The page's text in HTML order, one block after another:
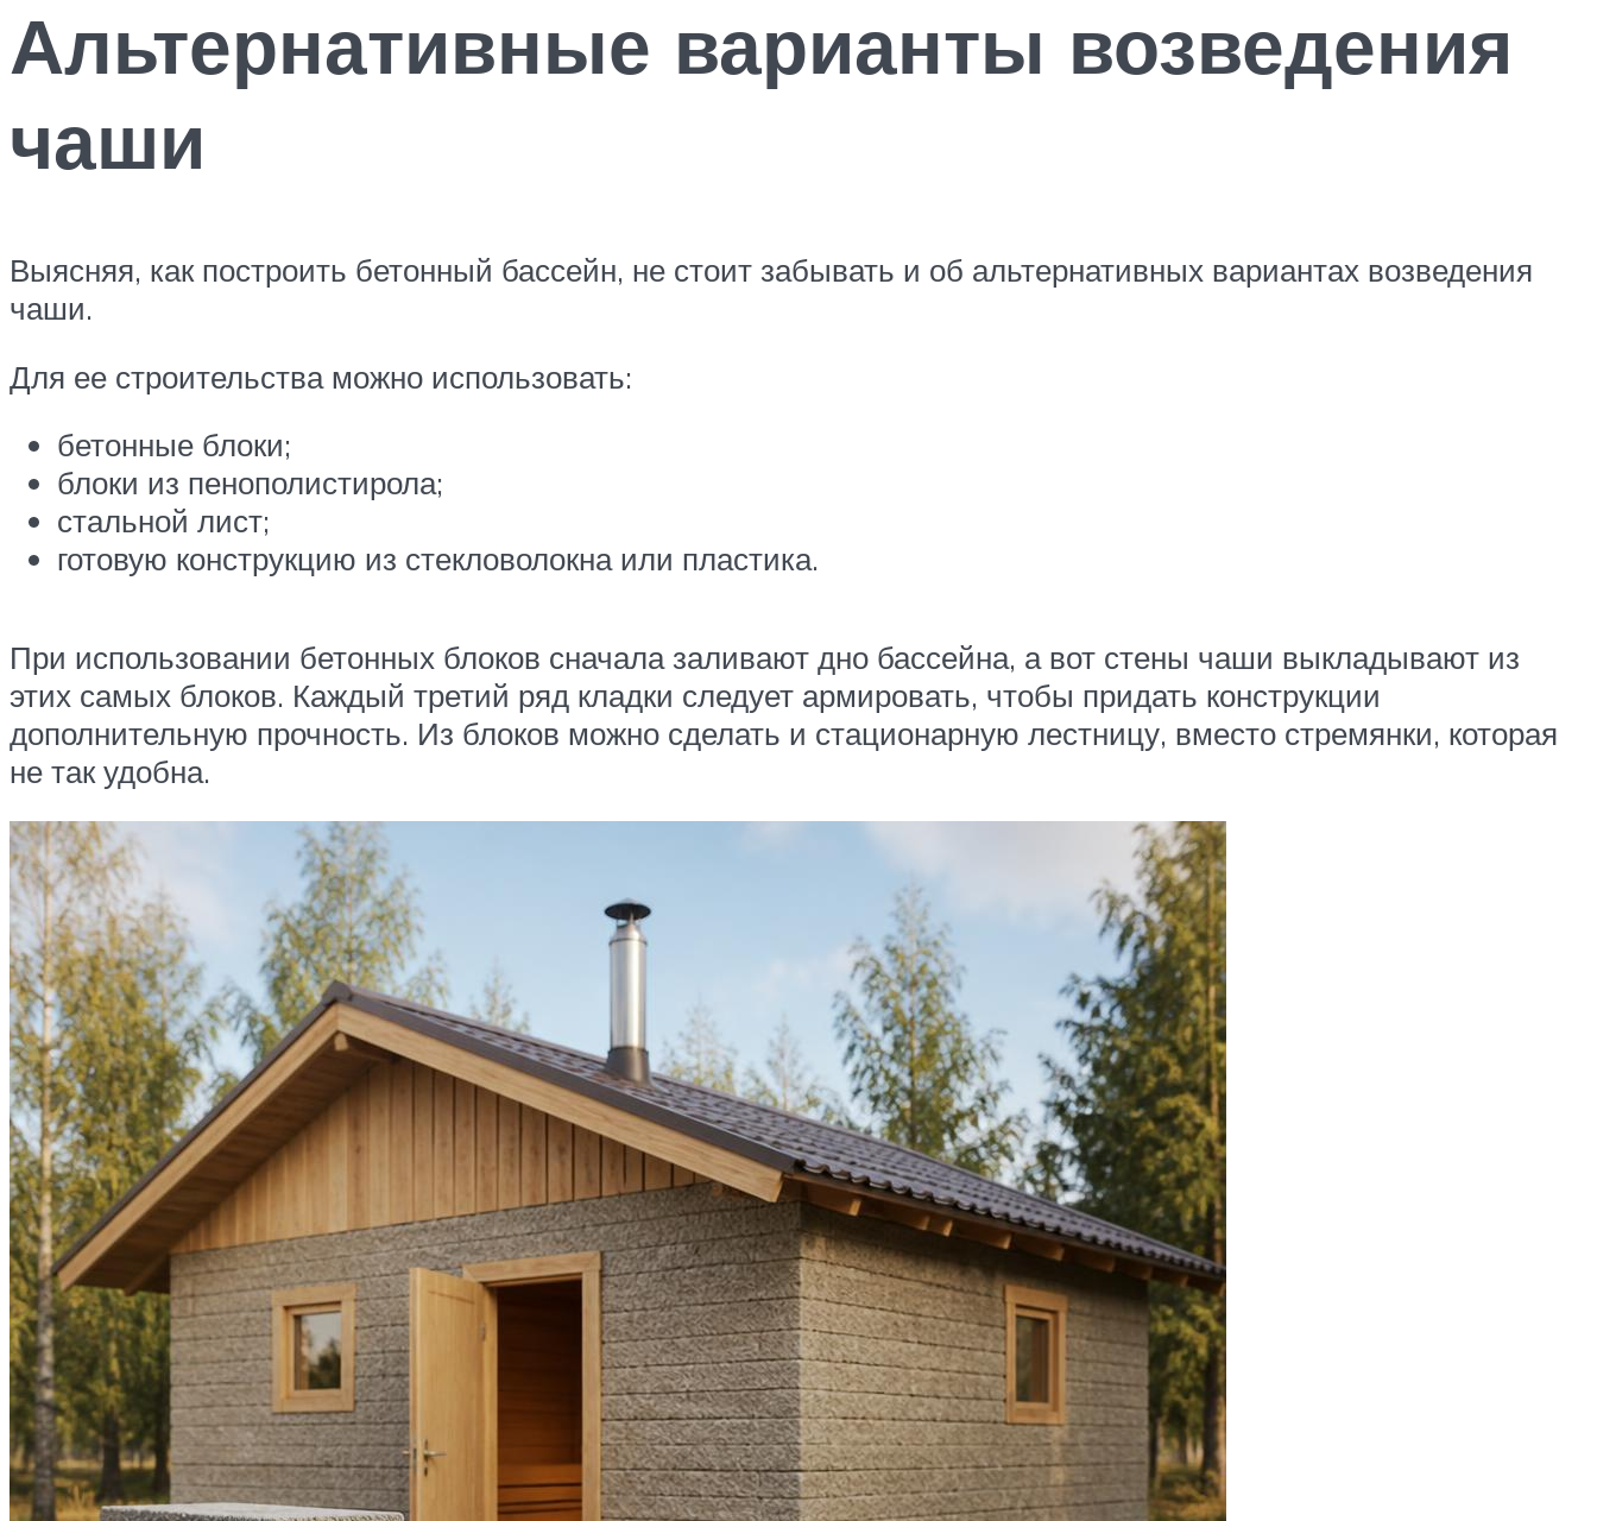
Альтернативные варианты возведения
чаши
Выясняя, как построить бетонный бассейн, не стоит забывать и об альтернативных вариантах возведения
чаши.
Для ее строительства можно использовать:
бетонные блоки;
блоки из пенополистирола;
стальной лист;
готовую конструкцию из стекловолокна или пластика.
При использовании бетонных блоков сначала заливают дно бассейна, а вот стены чаши выкладывают из
этих самых блоков. Каждый третий ряд кладки следует армировать, чтобы придать конструкции
дополнительную прочность. Из блоков можно сделать и стационарную лестницу, вместо стремянки, которая
не так удобна.